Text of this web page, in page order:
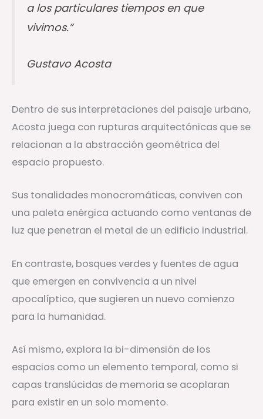
a los particulares tiempos en que
vivimos.”
Gustavo Acosta
Dentro de sus interpretaciones del paisaje urbano,
Acosta juega con rupturas arquitectónicas que se
relacionan a la abstracción geométrica del
espacio propuesto.
Sus tonalidades monocromáticas, conviven con
una paleta enérgica actuando como ventanas de
luz que penetran el metal de un edificio industrial.
En contraste, bosques verdes y fuentes de agua
que emergen en convivencia a un nivel
apocalíptico, que sugieren un nuevo comienzo
para la humanidad.
Así mismo, explora la bi-dimensión de los
espacios como un elemento temporal, como si
capas translúcidas de memoria se acoplaran
para existir en un solo momento.